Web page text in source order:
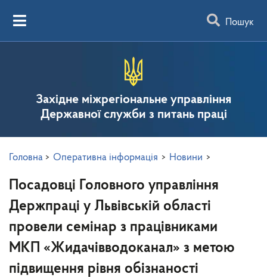
Пошук
Західне міжрегіональне управління
Державної служби з питань праці
Головна > Оперативна інформація > Новини >
Посадовці Головного управління
Держпраці у Львівській області
провели семінар з працівниками
МКП «Жидачівводоканал» з метою
підвищення рівня обізнаності